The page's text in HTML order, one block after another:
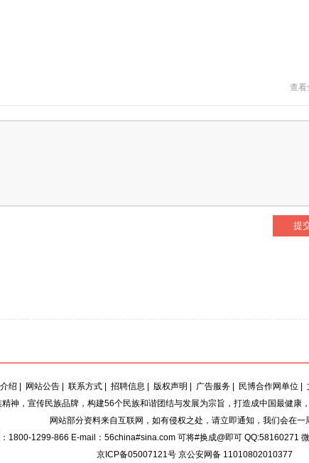
查看
绍 网站公告 联系方式 招聘信息 版权声明 广告服务 民博合作网单位
神，宣传民族品牌，构建56个民族和谐团结与发展为宗旨，打造成中国最健康
网站部分资料来自互联网，如有侵权之处，请立即通知，我们会在一
1800-1299-866 E-mail：56china#sina.com 可将#换成@即可 QQ:58160271
京ICP备05007121号 京公安网备 11010802010377